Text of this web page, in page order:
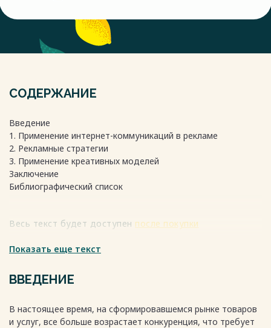
СОДЕРЖАНИЕ
Введение
1. Применение интернет-коммуникаций в рекламе
2. Рекламные стратегии
3. Применение креативных моделей
Заключение
Библиографический список
Весь текст будет доступен после покупки
Показать еще текст
ВВЕДЕНИЕ
В настоящее время, на сформировавшемся рынке товаров
и услуг, все больше возрастает конкуренция, что требует